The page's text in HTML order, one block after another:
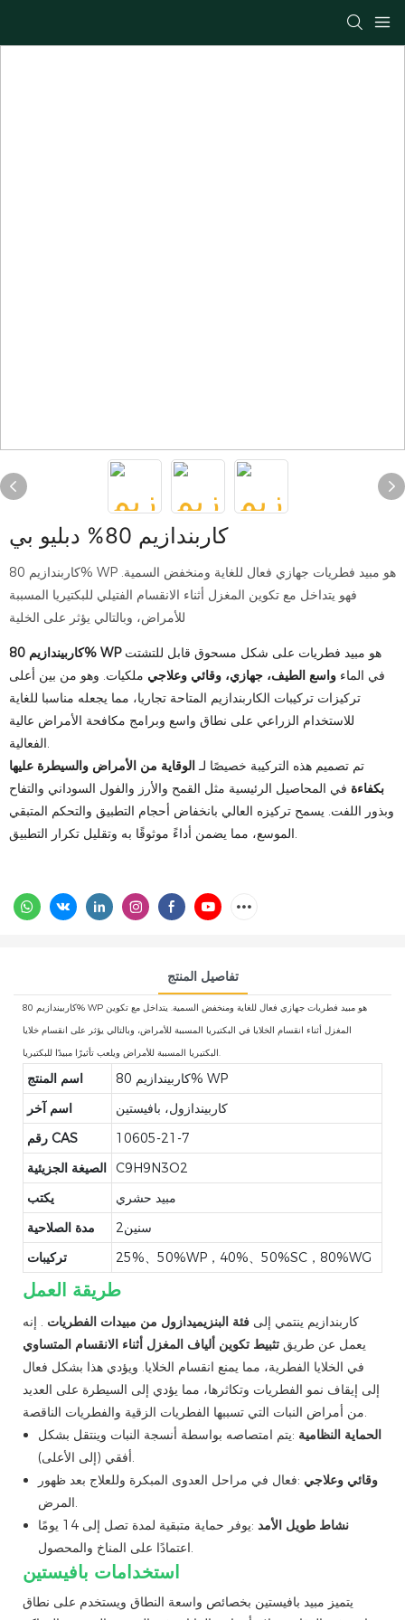
كاربندازيم 80% دبليو بي
كاربندازيم 80% WP هو مبيد فطريات جهازي فعال للغاية ومنخفض السمية.
فهو يتداخل مع تكوين المغزل أثناء الانقسام الفتيلي للبكتيريا المسببة
للأمراض، وبالتالي يؤثر على الخلية
كاربيندازيم 80% WP هو مبيد فطريات على شكل مسحوق قابل للتشتت
في الماء واسع الطيف، جهازي، وقائي وعلاجي ملكيات. وهو من بين أعلى
تركيزات تركيبات الكاربندازيم المتاحة تجاريا، مما يجعله مناسبا للغاية
للاستخدام الزراعي على نطاق واسع وبرامج مكافحة الأمراض عالية
الفعالية.
تم تصميم هذه التركيبة خصيصًا لـالوقاية من الأمراض والسيطرة عليها
بكفاءة في المحاصيل الرئيسية مثل القمح والأرز والفول السوداني والتفاح
وبذور اللفت. يسمح تركيزه العالي بانخفاض أحجام التطبيق والتحكم المتبقي
الموسع، مما يضمن أداءً موثوقًا به وتقليل تكرار التطبيق.
تفاصيل المنتج
كاربيندازيم 80% WP هو مبيد فطريات جهازي فعال للغاية ومنخفض السمية. يتداخل مع تكوين
المغزل أثناء انقسام الخلايا في البكتيريا المسببة للأمراض، وبالتالي يؤثر على انقسام خلايا
البكتيريا المسببة للأمراض ويلعب تأثيرًا مبيدًا للبكتيريا.
اسم المنتج
كاربيندازيم 80% WP
اسم آخر
كاربيندازول، بافيستين
رقم CAS
10605-21-7
الصيغة الجزيئية C9H9N3O2
يكتب
مبيد حشري
مدة الصلاحية
سنين2
تركيبات
25%、50%WP，40%、50%SC，80%WG
طريقة العمل
كاربندازيم ينتمي إلى فئة البنزيميدازول من مبيدات الفطريات . إنه
يعمل عن طريق تثبيط تكوين ألياف المغزل أثناء الانقسام المتساوي
في الخلايا الفطرية، مما يمنع انقسام الخلايا. ويؤدي هذا بشكل فعال
إلى إيقاف نمو الفطريات وتكاثرها، مما يؤدي إلى السيطرة على العديد
من أمراض النبات التي تسببها الفطريات الزقية والفطريات الناقصة.
الحماية النظامية :يتم امتصاصه بواسطة أنسجة النبات وينتقل بشكل
أفقي (إلى الأعلى).
وقائي وعلاجي :فعال في مراحل العدوى المبكرة وللعلاج بعد ظهور
المرض.
نشاط طويل الأمد
:يوفر حماية متبقية لمدة تصل إلى 14 يومًا
اعتمادًا على المناخ والمحصول.
استخدامات بافيستين
يتميز مبيد بافيستين بخصائص واسعة النطاق ويستخدم على نطاق